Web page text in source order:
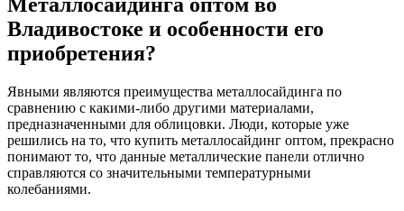
Владивостоке и особенности его
приобретения?
Явными являются преимущества металлосайдинга по
сравнению с какими-либо другими материалами,
предназначенными для облицовки. Люди, которые уже
решились на то, что купить металлосайдинг оптом, прекрасно
понимают то, что данные металлические панели отлично
справляются со значительными температурными
колебаниями.